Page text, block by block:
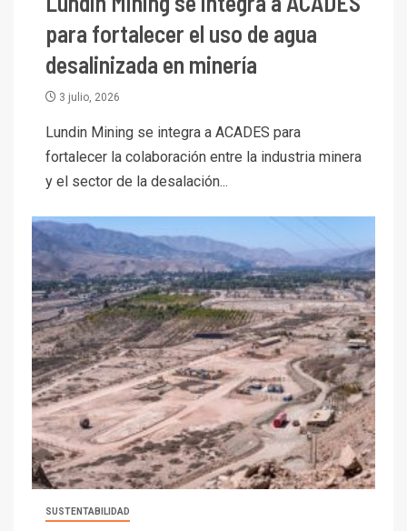
para fortalecer el uso de agua
desalinizada en minería
3 julio, 2026
Lundin Mining se integra a ACADES para
fortalecer la colaboración entre la industria minera
y el sector de la desalación...
SUSTENTABILIDAD